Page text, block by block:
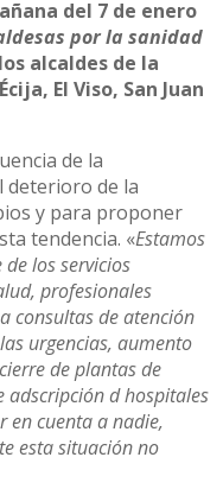
del 7 de enero
por la sanidad
alcaldes de la
El Viso, San Juan
de la
deterioro de la
y para proponer
tendencia. «Estamos
los servicios
profesionales
consultas de atención
urgencias, aumento
de plantas de
adscripción d hospitales
en cuenta a nadie,
esta situación no